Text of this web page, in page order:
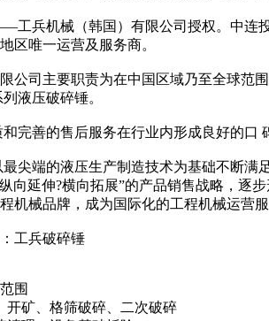
工兵机械（韩国）有限公司授权。中连
区唯一运营及服务商。
公司主要职责为在中国区域乃至全球范
液压破碎锤。
和完善的售后服务在行业内形成良好的
最尖端的液压生产制造技术为基础不断满
向延伸?横向拓展”的产品销售战略，逐
机械品牌，成为国际化的工程机械运营
工兵破碎锤
围
开矿、格筛破碎、二次破碎